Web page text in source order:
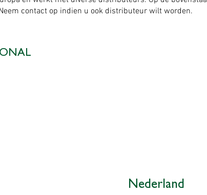
contact op indien u ook distributeur wilt worden.
Nederland